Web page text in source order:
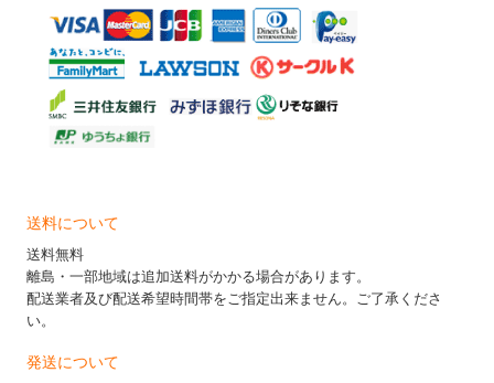
送料について
送料無料
離島・一部地域は追加送料がかかる場合があります。
配送業者及び配送希望時間帯をご指定出来ません。ご了承くださ
い。
発送について